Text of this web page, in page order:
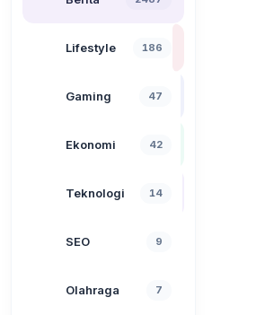
Lifestyle 186
Gaming 47
Ekonomi 42
Teknologi 14
SEO 9
Olahraga 7